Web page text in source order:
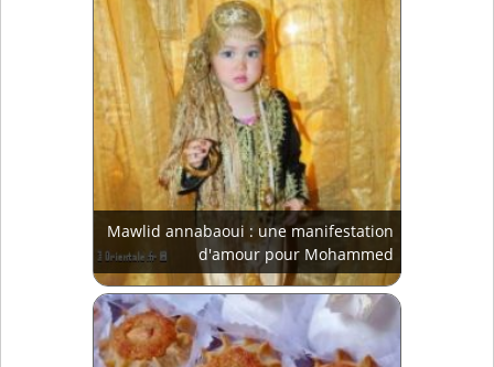
Mawlid annabaoui : une manifestation
d'amour pour Mohammed